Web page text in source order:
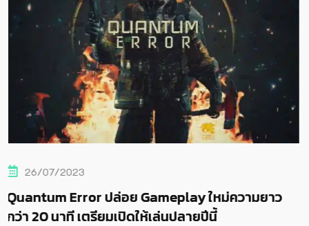
ใหม่ความยาว
ายปีนี้
Quantum Error ประกาศพร้
จิกายน 2023